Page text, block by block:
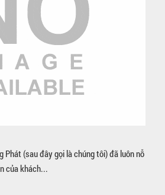
Phát (sau đây gọi là chúng tôi) đã luôn nỗ
của khách...